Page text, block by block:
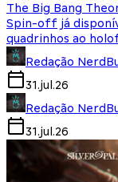
The Big Bang
Spin-off já
quadrinhos ao
Redação
31.jul.26
Redação
31.jul.26